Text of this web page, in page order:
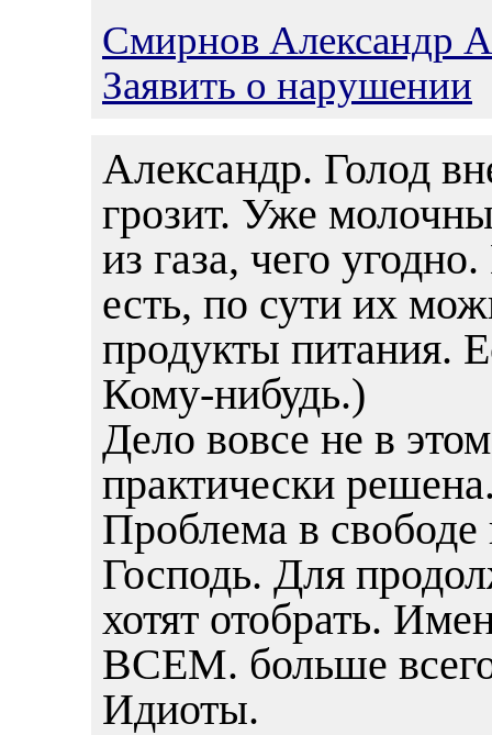
Смирнов Александр
Заявить о нарушении
Александр. Голод
грозит. Уже
из газа, чего
есть, по сути их
продукты питания.
Кому-нибудь.)
Дело вовсе не в
практически
Проблема в
Господь. Для
хотят отобрать.
ВСЕМ. больше
Идиоты.